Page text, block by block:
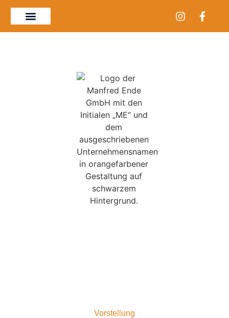
Vorstellung